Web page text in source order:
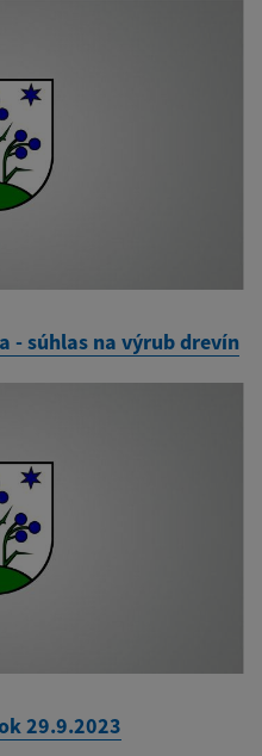
- súhlas na výrub drevín
29.9.2023